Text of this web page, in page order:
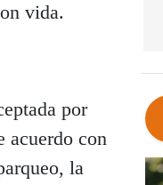
vida.
por
acuerdo con
la